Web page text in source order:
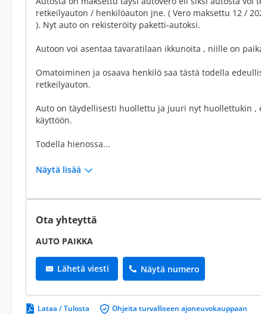
retkeilyauton / henkilöauton jne. ( Vero maksettu 12 /
). Nyt auto on rekisteröity paketti-autoksi.
Autoon voi asentaa tavaratilaan ikkunoita , niille on
Omatoiminen ja osaava henkilö saa tästä todella
retkeilyauton.
Auto on täydellisesti huollettu ja juuri nyt huollettukin ,
käyttöön.
Todella hienossa...
Näytä lisää
Ota yhteyttä
AUTO PAIKKA
Lähetä viesti Näytä numero
Lataa / Tulosta Ohjeita turvalliseen ajoneuvokauppaan